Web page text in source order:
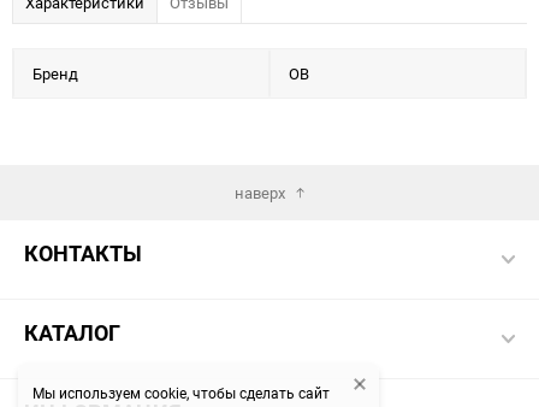
Мы используем cookie, чтобы сделать сайт
Бренд OB
наверх
КОНТАКТЫ
КАТАЛОГ